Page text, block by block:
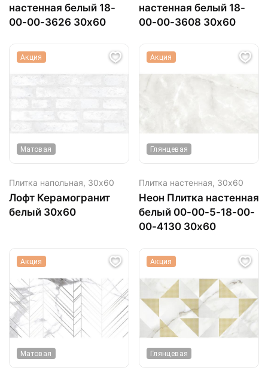
настенная белый 18-
00-00-3626 30х60
настенная белый 18-
00-00-3608 30х60
Акция
Матовая
Плитка напольная, 30х60
Лофт Керамогранит
белый 30х60
Акция
Глянцевая
Плитка настенная, 30х60
Неон Плитка настенная
белый 00-00-5-18-00-
00-4130 30х60
Акция
Матовая
Акция
Глянцевая